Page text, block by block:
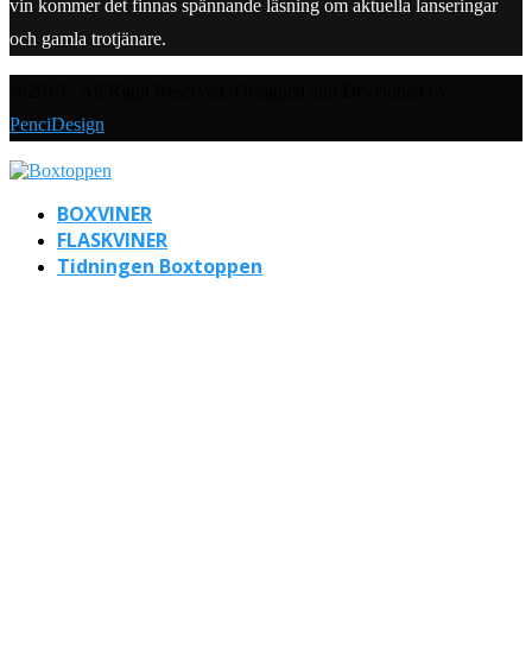
vin kommer det finnas spännande läsning om aktuella lanseringar
och gamla trotjänare.
PenciDesign
BOXVINER
FLASKVINER
Tidningen Boxtoppen